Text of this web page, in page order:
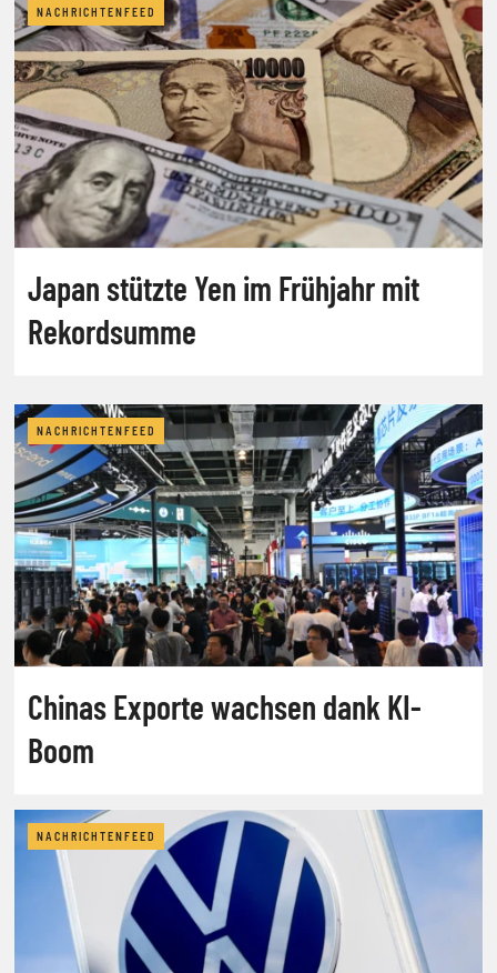
NACHRICHTENFEED
Japan stützte Yen im Frühjahr mit
Rekordsumme
NACHRICHTENFEED
Chinas Exporte wachsen dank KI-
Boom
NACHRICHTENFEED